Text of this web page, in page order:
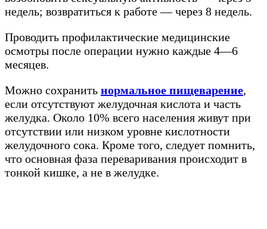
недель; возвратиться к работе — через 8 недель.
Проводить профилактические медицинские
осмотры после операции нужно каждые 4—6
месяцев.
Можно сохранить нормальное пищеварение,
если отсутствуют желудочная кислота и часть
желудка. Около 10% всего населения живут при
отсутствии или низком уровне кислотности
желудочного сока. Кроме того, следует помнить,
что основная фаза переваривания происходит в
тонкой кишке, а не в желудке.